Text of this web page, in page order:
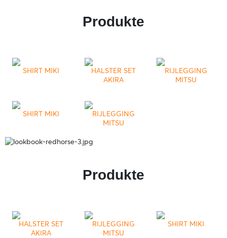
Produkte
SHIRT MIKI
HALSTER SET
AKIRA
RIJLEGGING
MITSU
SHIRT MIKI
RIJLEGGING
MITSU
Produkte
HALSTER SET
AKIRA
RIJLEGGING
MITSU
SHIRT MIKI